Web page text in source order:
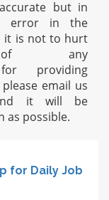
but in
error in the
it is not to hurt
of any
for providing
email us
it will be
as possible.
for Daily Job